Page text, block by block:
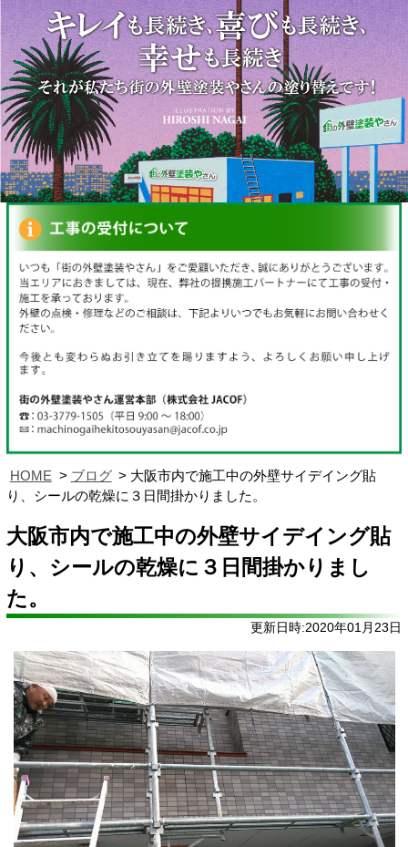
HOME ブログ
大阪市内で施工中の外壁サイデイング貼
り、シールの乾燥に３日間掛かりました。
大阪市内で施工中の外壁サイデイング貼
り、シールの乾燥に３日間掛かりまし
た。
更新日時:2020年01月23日